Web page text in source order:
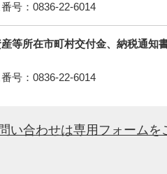
号：0836-22-6014
等所在市町村交付金、納税通知
号：0836-22-6014
い合わせは専用フォームを